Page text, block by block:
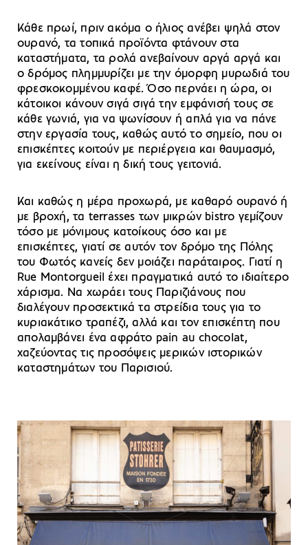
Κάθε πρωί, πριν ακόμα ο ήλιος ανέβει ψηλά στον
ουρανό, τα τοπικά προϊόντα φτάνουν στα
καταστήματα, τα ρολά ανεβαίνουν αργά αργά και
ο δρόμος πλημμυρίζει με την όμορφη μυρωδιά του
φρεσκοκομμένου καφέ. Όσο περνάει η ώρα, οι
κάτοικοι κάνουν σιγά σιγά την εμφάνισή τους σε
κάθε γωνιά, για να ψωνίσουν ή απλά για να πάνε
στην εργασία τους, καθώς αυτό το σημείο, που οι
επισκέπτες κοιτούν με περιέργεια και θαυμασμό,
για εκείνους είναι η δική τους γειτονιά.
Και καθώς η μέρα προχωρά, με καθαρό ουρανό ή
με βροχή, τα terrasses των μικρών bistro γεμίζουν
τόσο με μόνιμους κατοίκους όσο και με
επισκέπτες, γιατί σε αυτόν τον δρόμο της Πόλης
του Φωτός κανείς δεν μοιάζει παράταιρος. Γιατί η
Rue Montorgueil έχει πραγματικά αυτό το ιδιαίτερο
χάρισμα. Να χωράει τους Παριζιάνους που
διαλέγουν προσεκτικά τα στρείδια τους για το
κυριακάτικο τραπέζι, αλλά και τον επισκέπτη που
απολαμβάνει ένα αφράτο pain au chocolat,
χαζεύοντας τις προσόψεις μερικών ιστορικών
καταστημάτων του Παρισιού.